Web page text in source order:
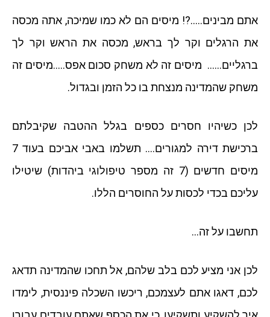
אתם מבינים…..?! מיסים הם לא כמו שמיכה, אתה מכסה
את הרגלים וקר לך בראש, מכסה את הראש וקר לך
ברגליים…… מיסים זה לא משחק סכום אפס…..מיסים זה
משחק שהמדינה מנצחת בו כל הזמן ובגדול.
לכן כשיהיו חסרים כספים בגלל ההטבה שקיבלתם
ברכישת דירה למגורים…. תשלמו באבי אביכם בעוד 7
מיסים חדשים (7 זה מספר טיפולוגי ביהדות) שיטילו
עליכם בכדי לכסות על החוסרים הללו.
תחשבו על זה…
לכן אני מציע לכם בלב שלהם, אל תחכו שהמדינה תדאג
לכם, דאגו אתם לעצמכם, ריכשו השכלה פיננסית, לימדו